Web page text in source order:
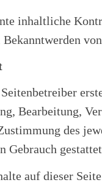
inhaltliche
Bearbeitung,
des
Gebrauch
auf dieser